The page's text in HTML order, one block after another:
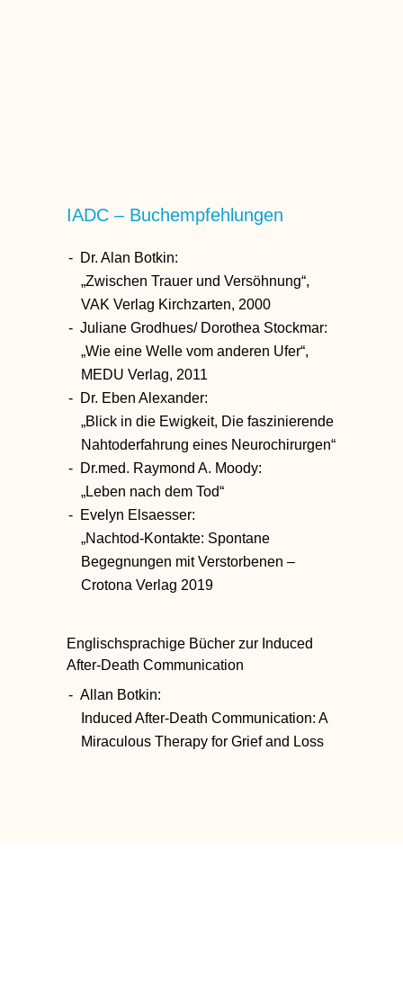
IADC – Buchempfehlungen
Dr. Alan Botkin:
„Zwischen Trauer und Versöhnung“,
VAK Verlag Kirchzarten, 2000
Juliane Grodhues/ Dorothea Stockmar:
„Wie eine Welle vom anderen Ufer“,
MEDU Verlag, 2011
Dr. Eben Alexander:
„Blick in die Ewigkeit, Die faszinierende
Nahtoderfahrung eines Neurochirurgen“
Dr.med. Raymond A. Moody:
„Leben nach dem Tod“
Evelyn Elsaesser:
„Nachtod-Kontakte: Spontane
Begegnungen mit Verstorbenen –
Crotona Verlag 2019
Englischsprachige Bücher zur Induced
After-Death Communication
Allan Botkin:
Induced After-Death Communication: A
Miraculous Therapy for Grief and Loss